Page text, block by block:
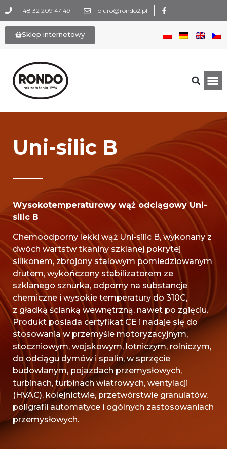
+48 32 209 47 49 biuro@rondo2.pl
Sklep internetowy
Uni-silic B
Wysokotemperaturowy wąż odciągowy Uni-
silic B
Chemoodporny lekki wąż Uni-silic B, wykonany z
dwóch wartstw tkaniny szklanej pokrytej
silikonem, zbrojony stalowym pomiedziowanym
drutem, wykończony stabilizatorem ze
szklanego sznurka, odporny na substancje
chemiczne i wysokie temperatury do 310C,
z gładką ścianką wewnętrzną, nawet po zgięciu.
Produkt posiada certyfikat CE i nadaje się do
stosowania w przemyśle motoryzacyjnym,
stoczniowym, wojskowym, lotniczym, rolniczym,
do odciągu dymów i spalin, w sprzęcie
budowlanym, pojazdach przemysłowych,
turbinach, turbinach wiatrowych, wentylacji
(HVAC), kolejnictwie, przetwórstwie granulatów,
poligrafii automatyce i ogólnych zastosowaniach
przemysłowych.